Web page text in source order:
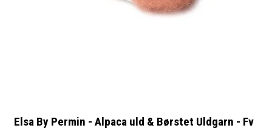
Elsa By Permin - Alpaca uld & Børstet Uldgarn - Fv